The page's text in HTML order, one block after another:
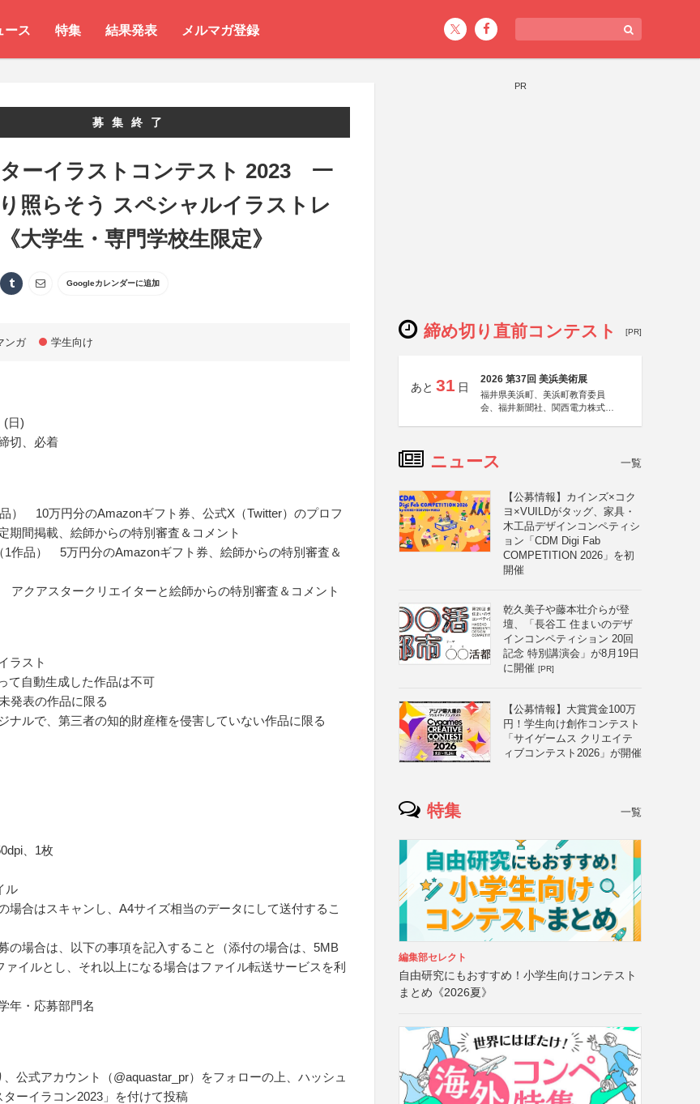
ース 特集 結果発表 メルマガ登録
募集終了
ーイラストコンテスト 2023 一
照らそう スペシャルイラストレ
大学生・専門学校生限定》
Googleカレンダーに追加
ンガ 学生向け
(日)
切、必着
） 10万円分のAmazonギフト券、公式X（Twitter）のプロフ
期間掲載、絵師からの特別審査＆コメント
1作品） 5万円分のAmazonギフト券、絵師からの特別審査＆
アクアスタークリエイターと絵師からの特別審査＆コメント
ラスト
て自動生成した作品は不可
発表の作品に限る
ナルで、第三者の知的財産権を侵害していない作品に限る
、1枚
ル
場合はスキャンし、A4サイズ相当のデータにして送付するこ
の場合は、以下の事項を記入すること（添付の場合は、5MB
ァイルとし、それ以上になる場合はファイル転送サービスを利
年・応募部門名
、公式アカウント（@aquastar_pr）をフォローの上、ハッシュ
ターイラコン2023」を付けて投稿
PR
締め切り直前コンテスト [PR]
あと 31 日
2026 第37回 美浜美術展
福井県美浜町、美浜町教育委員
会、福井新聞社、関西電力株式会
ニュース 一覧
【公募情報】カインズ×コク
ヨ×VUILDがタッグ、家具・
木工品デザインコンペティシ
ョン「CDM Digi Fab
COMPETITION 2026」を初
開催
乾久美子や藤本壮介らが登
壇、「長谷工 住まいのデザ
インコンペティション 20回
記念 特別講演会」が8月19日
に開催 [PR]
【公募情報】大賞賞金100万
円！学生向け創作コンテスト
「サイゲームス クリエイテ
ィブコンテスト2026」が開催
特集 一覧
編集部セレクト
自由研究にもおすすめ！小学生向けコンテスト
まとめ《2026夏》